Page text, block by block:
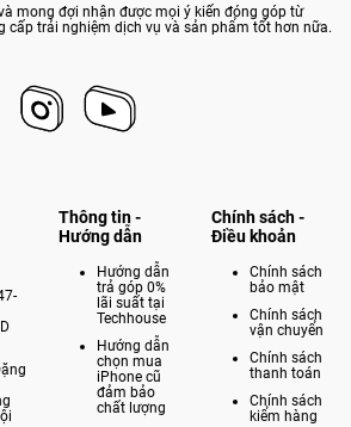
mong đợi nhận được mọi ý kiến đóng góp từ
cấp trải nghiệm dịch vụ và sản phẩm tốt hơn nữa.
Thông tin -
Hướng dẫn
Hướng dẫn
trả góp 0%
lãi suất tại
Techhouse
Hướng dẫn
chọn mua
iPhone cũ
đảm bảo
chất lượng
Chính sách -
Điều khoản
Chính sách
bảo mật
Chính sách
vận chuyển
Chính sách
thanh toán
Chính sách
kiểm hàng